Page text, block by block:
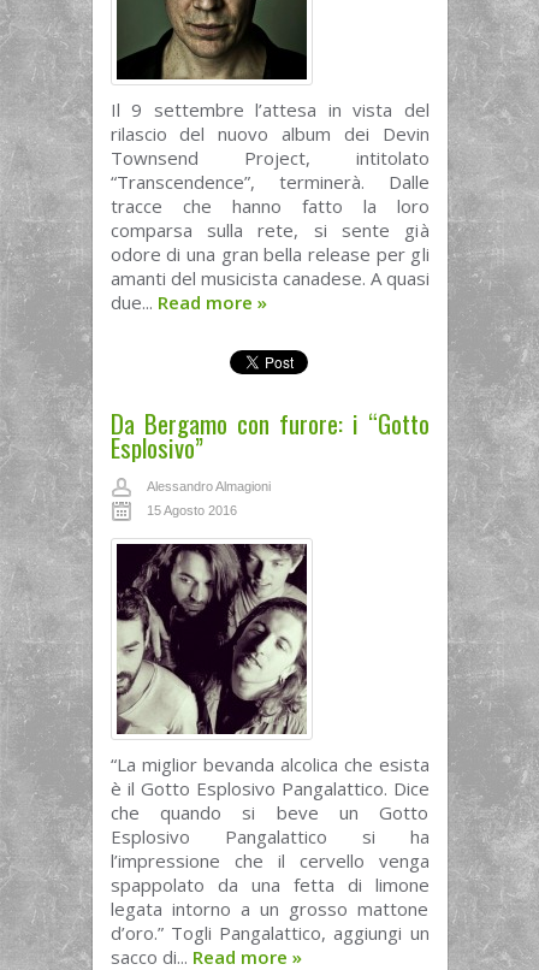
Il 9 settembre l’attesa in vista del
rilascio del nuovo album dei Devin
Townsend Project, intitolato
“Transcendence”, terminerà. Dalle
tracce che hanno fatto la loro
comparsa sulla rete, si sente già
odore di una gran bella release per gli
amanti del musicista canadese. A quasi
due... Read more »
Da Bergamo con furore: i “Gotto
Esplosivo”
Alessandro Almagioni
15 Agosto 2016
“La miglior bevanda alcolica che esista
è il Gotto Esplosivo Pangalattico. Dice
che quando si beve un Gotto
Esplosivo Pangalattico si ha
l’impressione che il cervello venga
spappolato da una fetta di limone
legata intorno a un grosso mattone
d’oro.” Togli Pangalattico, aggiungi un
sacco di... Read more »